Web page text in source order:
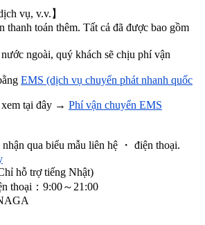
vụ, v.v.】
thanh toán thêm. Tất cả đã được bao gồm
ngoài, quý khách sẽ chịu phí vận
EMS (dịch vụ chuyển phát nhanh quốc
tại đây → Phí vận chuyển EMS
qua biểu mẫu liên hệ ・ điện thoại.
hỗ trợ tiếng Nhật)
thoại：9:00～21:00